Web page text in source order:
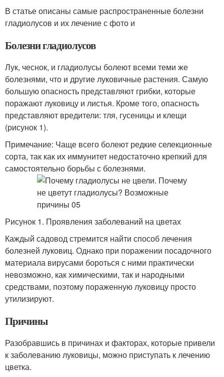
В статье описаны самые распространенные болезни
гладиолусов и их лечение с фото и
Болезни гладиолусов
Лук, чеснок, и гладиолусы болеют всеми теми же
болезнями, что и другие луковичные растения. Самую
большую опасность представляют грибки, которые
поражают луковицу и листья. Кроме того, опасность
представляют вредители: тля, гусеницы и клещи
(рисунок 1).
Примечание: Чаще всего болеют редкие селекционные
сорта, так как их иммунитет недостаточно крепкий для
самостоятельно борьбы с болезнями.
Рисунок 1. Проявления заболеваний на цветах
Каждый садовод стремится найти способ лечения
болезней луковиц. Однако при поражении посадочного
материала вирусами бороться с ними практически
невозможно, как химическими, так и народными
средствами, поэтому пораженную луковицу просто
утилизируют.
Причины
Разобравшись в причинах и факторах, которые привели
к заболеванию луковицы, можно приступать к лечению
цветка.